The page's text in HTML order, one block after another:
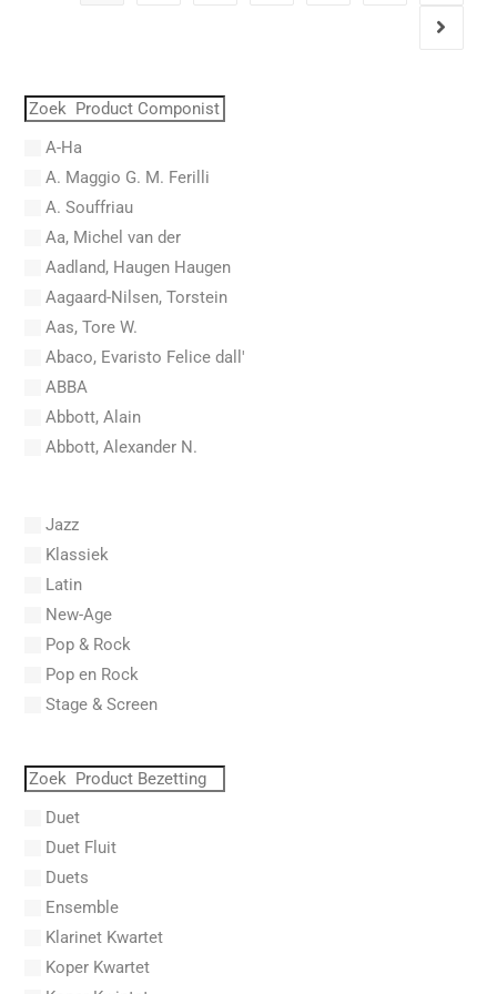
A-Ha
A. Maggio G. M. Ferilli
A. Souffriau
Aa, Michel van der
Aadland, Haugen Haugen
Aagaard-Nilsen, Torstein
Aas, Tore W.
Abaco, Evaristo Felice dall'
ABBA
Abbott, Alain
Abbott, Alexander N.
Abel, Lex
Aberg, Johan Ludvig
Aboucaya, Christian
Aboulker, Isabelle
Abraham, Paul
Abrams, Lester
Abreu, Zequinha
Absil, Jean
AC/DC
Acker, Dieter
Acosta, Omar
Jazz
Klassiek
Latin
New-Age
Pop & Rock
Pop en Rock
Stage & Screen
Duet
Duet Fluit
Duets
Ensemble
Klarinet Kwartet
Koper Kwartet